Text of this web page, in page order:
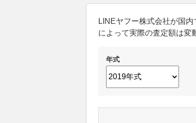
LINEヤフー株式会社が国
によって実際の査定額は変
年式